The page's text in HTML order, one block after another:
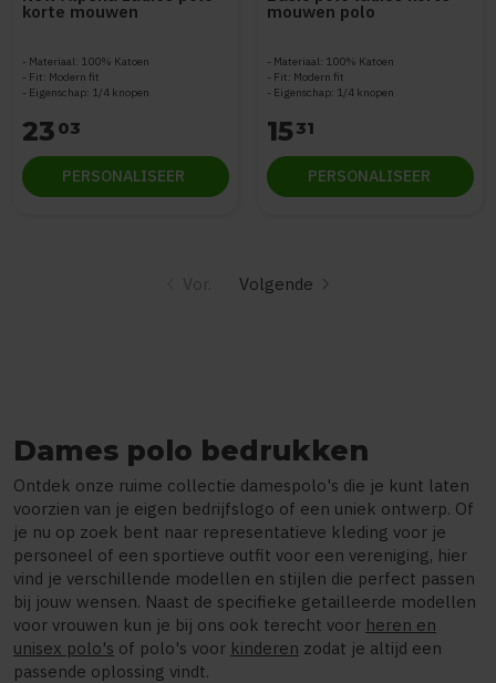
korte mouwen
Materiaal: 100% Katoen
Fit: Modern fit
Eigenschap: 1/4 knopen
23 03
PERSONALISEER
mouwen polo
Materiaal: 100% Katoen
Fit: Modern fit
Eigenschap: 1/4 knopen
1531
PERSONALISEER
Vor. Volgende
Dames polo bedrukken
Ontdek onze ruime collectie damespolo's die je kunt laten
voorzien van je eigen bedrijfslogo of een uniek ontwerp. Of
je nu op zoek bent naar representatieve kleding voor je
personeel of een sportieve outfit voor een vereniging, hier
vind je verschillende modellen en stijlen die perfect passen
bij jouw wensen. Naast de specifieke getailleerde modellen
voor vrouwen kun je bij ons ook terecht voor heren en
unisex polo's of polo's voor kinderen zodat je altijd een
passende oplossing vindt.